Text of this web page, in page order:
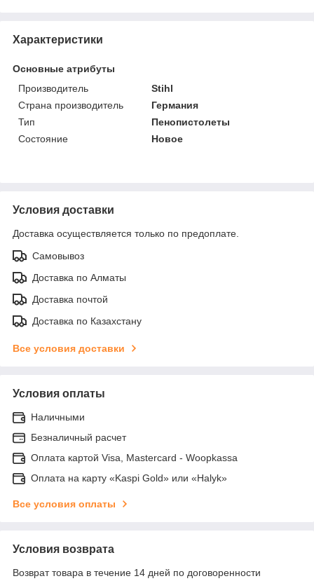
Характеристики
Основные атрибуты
Производитель
Stihl
Страна производитель
Германия
Тип
Пенопистолеты
Состояние
Новое
Условия доставки
Доставка осуществляется только по предоплате.
Самовывоз
Доставка по Алматы
Доставка почтой
Доставка по Казахстану
Все условия доставки
Условия оплаты
Наличными
Безналичный расчет
Оплата картой Visa, Mastercard - Woopkassa
Оплата на карту «Kaspi Gold» или «Halyk»
Все условия оплаты
Условия возврата
Возврат товара в течение 14 дней по договоренности